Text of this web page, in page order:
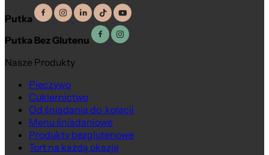
Na wagę
Putka
Putka Bez Glutenu
Nasze Produkty
Pieczywo
Cukiernictwo
Od śniadania do kolacji
Menu śniadaniowe
Produkty bezglutenowe
Tort na każdą okazję